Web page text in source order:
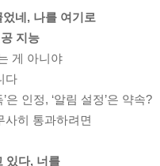
네, 나를 여기로
지능
게 아니야
다
’은 인정, ‘알림 설정’은 약속?
사히 통과하려면
있다, 너를